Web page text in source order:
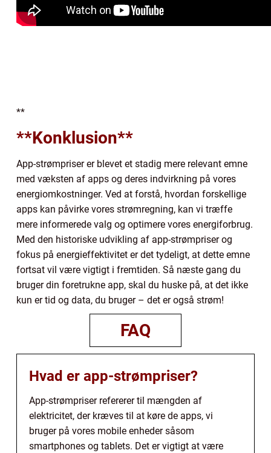
**
**Konklusion**
App-strømpriser er blevet et stadig mere relevant emne
med væksten af apps og deres indvirkning på vores
energiomkostninger. Ved at forstå, hvordan forskellige
apps kan påvirke vores strømregning, kan vi træffe
mere informerede valg og optimere vores energiforbrug.
Med den historiske udvikling af app-strømpriser og
fokus på energieffektivitet er det tydeligt, at dette emne
fortsat vil være vigtigt i fremtiden. Så næste gang du
bruger din foretrukne app, skal du huske på, at det ikke
kun er tid og data, du bruger – det er også strøm!
FAQ
Hvad er app-strømpriser?
App-strømpriser refererer til mængden af
elektricitet, der kræves til at køre de apps, vi
bruger på vores mobile enheder såsom
smartphones og tablets. Det er vigtigt at være